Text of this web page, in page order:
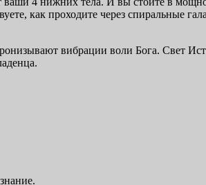
как проходите через спиральные
вибрации воли Бога. Свет